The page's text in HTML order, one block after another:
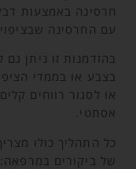
חרסינה באמצעות
עם החרסינה שבציפוי.
בהזדמנות זו ניתן
בצבע או בממדי
או לסגור רווחים
אסתטי.
כל התהליך כולו
של ביקורים